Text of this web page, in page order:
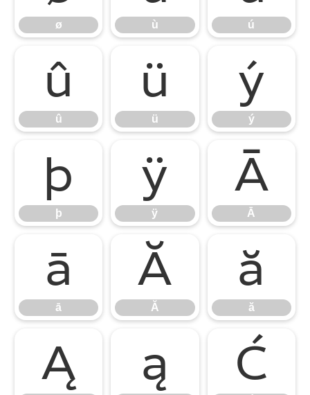
ø ù ú
û
û
ü
ü
ý
ý
þ
þ
ÿ
ÿ
Ā
Ā
ā
ā
Ă
Ă
ă
ă
Ą ą Ć